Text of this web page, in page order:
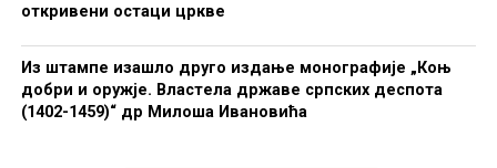
откривени остаци цркве
Из штампе изашло друго издање монографије „Коњ
добри и оружје. Властела државе српских деспота
(1402-1459)“ др Милоша Ивановића